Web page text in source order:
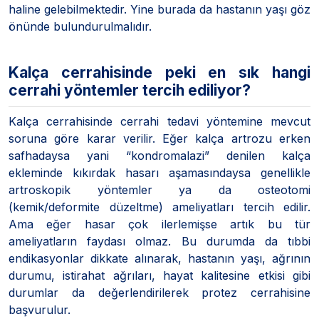
haline gelebilmektedir. Yine burada da hastanın yaşı göz
önünde bulundurulmalıdır.
Kalça cerrahisinde peki en sık hangi
cerrahi yöntemler tercih ediliyor?
Kalça cerrahisinde cerrahi tedavi yöntemine mevcut
soruna göre karar verilir. Eğer kalça artrozu erken
safhadaysa yani “kondromalazi” denilen kalça
ekleminde kıkırdak hasarı aşamasındaysa genellikle
artroskopik yöntemler ya da osteotomi
(kemik/deformite düzeltme) ameliyatları tercih edilir.
Ama eğer hasar çok ilerlemişse artık bu tür
ameliyatların faydası olmaz. Bu durumda da tıbbi
endikasyonlar dikkate alınarak, hastanın yaşı, ağrının
durumu, istirahat ağrıları, hayat kalitesine etkisi gibi
durumlar da değerlendirilerek protez cerrahisine
başvurulur.